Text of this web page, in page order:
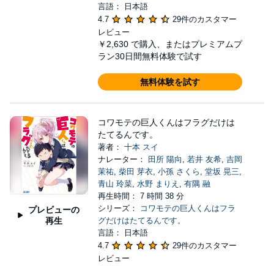
言語： 日本語
4.7
29件のカスタマー
レビュー
￥2,630 で購入、またはプレミアムプ
ラン30日間無料体験で試す
無料体験を試す
プレビューの
再生
コワモテの巨人くんはフラグだけは
たてるんです。
著者： 十本 スイ
ナレーター：
田所 陽向 , 若井 友希, 吉岡
茉祐, 柴田 芽衣, 小孫 さくら , 堂坂 晃三,
青山 玲菜, 水野 まりえ , 有隅 融
再生時間： 7 時間 38 分
シリーズ：
コワモテの巨人くんはフラ
グだけはたてるんです。
言語： 日本語
4.7
29件のカスタマー
レビュー